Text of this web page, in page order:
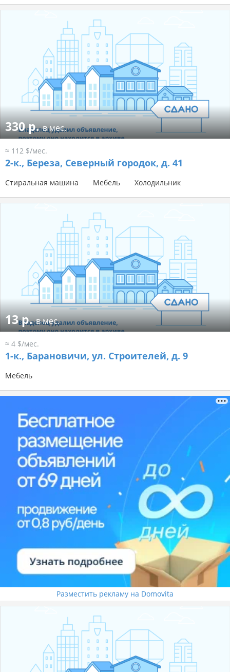
330 р.в мес.
≈ 112 $/мес.
2-к., Береза, Северный городок, д. 41
Стиральная машина Мебель Холодильник
13 р.в мес.
≈ 4 $/мес.
1-к., Барановичи, ул. Строителей, д. 9
Мебель
Разместить рекламу на Domovita